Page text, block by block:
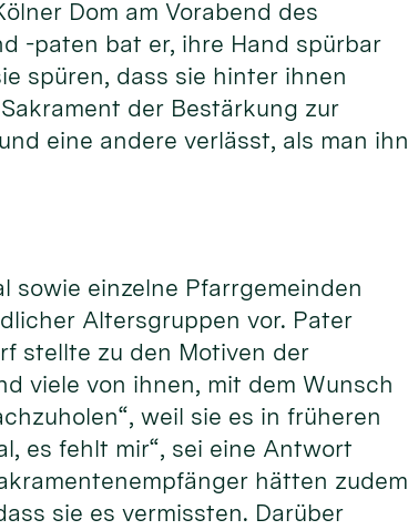
Dom am Vorabend des
-paten bat er, ihre Hand spürbar
spüren, dass sie hinter ihnen
der Bestärkung zur
eine andere verlässt, als man ihn
sowie einzelne Pfarrgemeinden
Altersgruppen vor. Pater
stellte zu den Motiven der
viele von ihnen, mit dem Wunsch
weil sie es in früheren
es fehlt mir“, sei eine Antwort
hätten zudem
sie es vermissten. Darüber